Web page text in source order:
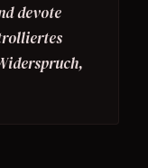
devote